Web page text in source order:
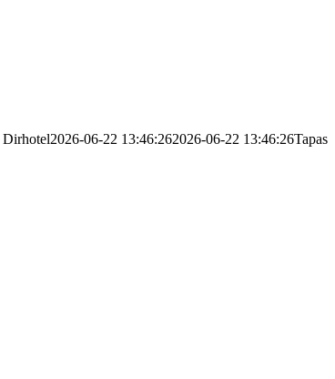
Dirhotel2026-06-22 13:46:262026-06-22 13:46:26Tapas